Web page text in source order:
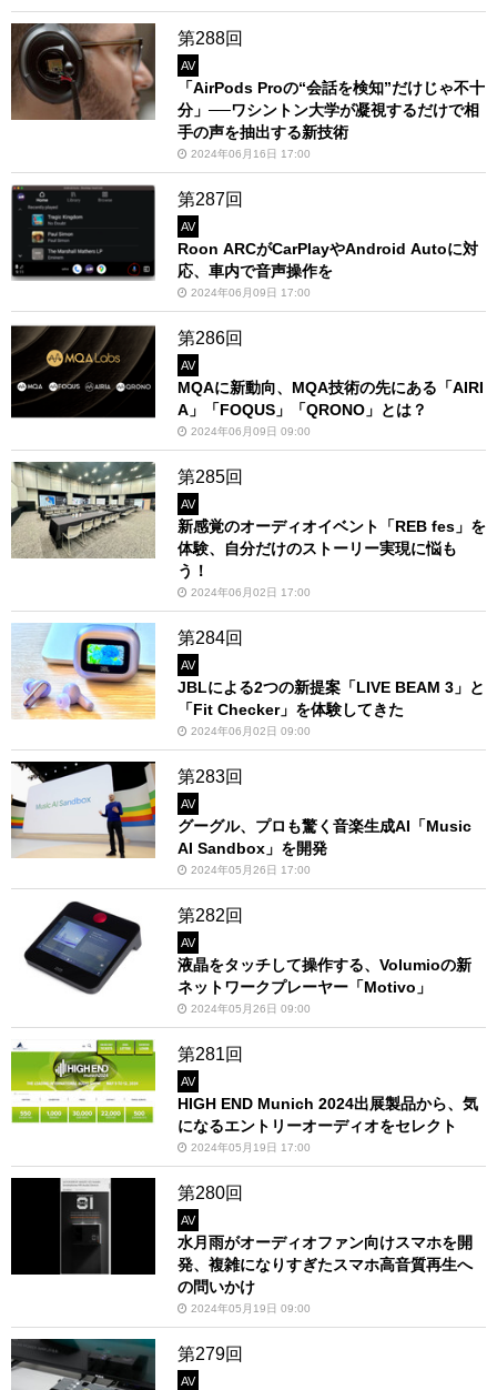
第288回
AV
「AirPods Proの“会話を検知”だけじゃ不十
分」──ワシントン大学が凝視するだけで相
手の声を抽出する新技術
2024年06月16日 17:00
第287回
AV
Roon ARCがCarPlayやAndroid Autoに対
応、車内で音声操作を
2024年06月09日 17:00
第286回
AV
MQAに新動向、MQA技術の先にある「AIRI
A」「FOQUS」「QRONO」とは？
2024年06月09日 09:00
第285回
AV
新感覚のオーディオイベント「REB fes」を
体験、自分だけのストーリー実現に悩も
う！
2024年06月02日 17:00
第284回
AV
JBLによる2つの新提案「LIVE BEAM 3」と
「Fit Checker」を体験してきた
2024年06月02日 09:00
第283回
AV
グーグル、プロも驚く音楽生成AI「Music
AI Sandbox」を開発
2024年05月26日 17:00
第282回
AV
液晶をタッチして操作する、Volumioの新
ネットワークプレーヤー「Motivo」
2024年05月26日 09:00
第281回
AV
HIGH END Munich 2024出展製品から、気
になるエントリーオーディオをセレクト
2024年05月19日 17:00
第280回
AV
水月雨がオーディオファン向けスマホを開
発、複雑になりすぎたスマホ高音質再生へ
の問いかけ
2024年05月19日 09:00
第279回
AV